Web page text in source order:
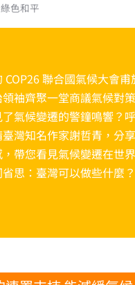
色和平
COP26 聯合國氣候大會甫
袖齊聚一堂商議氣候對
氣候變遷的警鐘鳴響？呼
灣知名作家謝哲青，分
帶您看見氣候變遷在世
思：臺灣可以做些什麼？